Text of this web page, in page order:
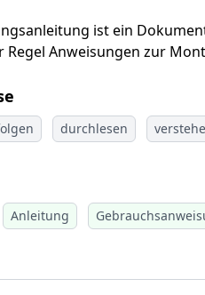
ist ein
Regel Anweisungen zur
durchlesen
Anleitung